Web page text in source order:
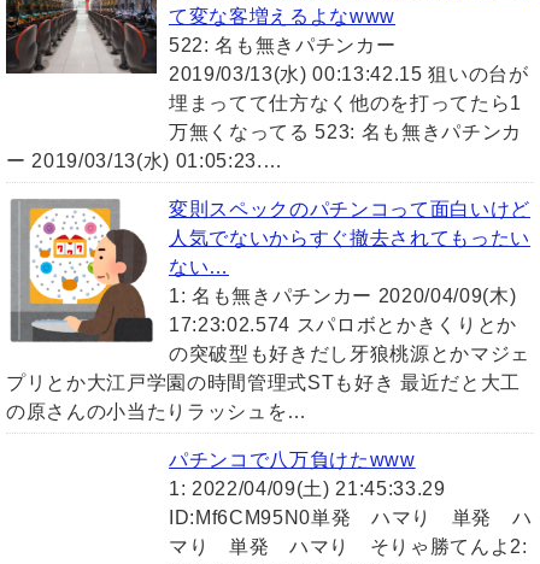
て変な客増えるよなwww
522: 名も無きパチンカー
2019/03/13(水) 00:13:42.15 狙いの台が
埋まってて仕方なく他のを打ってたら1
万無くなってる 523: 名も無きパチンカ
ー 2019/03/13(水) 01:05:23.…
変則スペックのパチンコって面白いけど
人気でないからすぐ撤去されてもったい
ない…
1: 名も無きパチンカー 2020/04/09(木)
17:23:02.574 スパロボとかきくりとか
の突破型も好きだし牙狼桃源とかマジェ
プリとか大江戸学園の時間管理式STも好き 最近だと大工
の原さんの小当たりラッシュを…
パチンコで八万負けたwww
1: 2022/04/09(土) 21:45:33.29
ID:Mf6CM95N0単発 ハマり 単発 ハ
マり 単発 ハマり そりゃ勝てんよ2: